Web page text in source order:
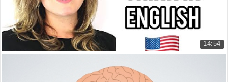
14:54
How to Stop Translating in Your ...